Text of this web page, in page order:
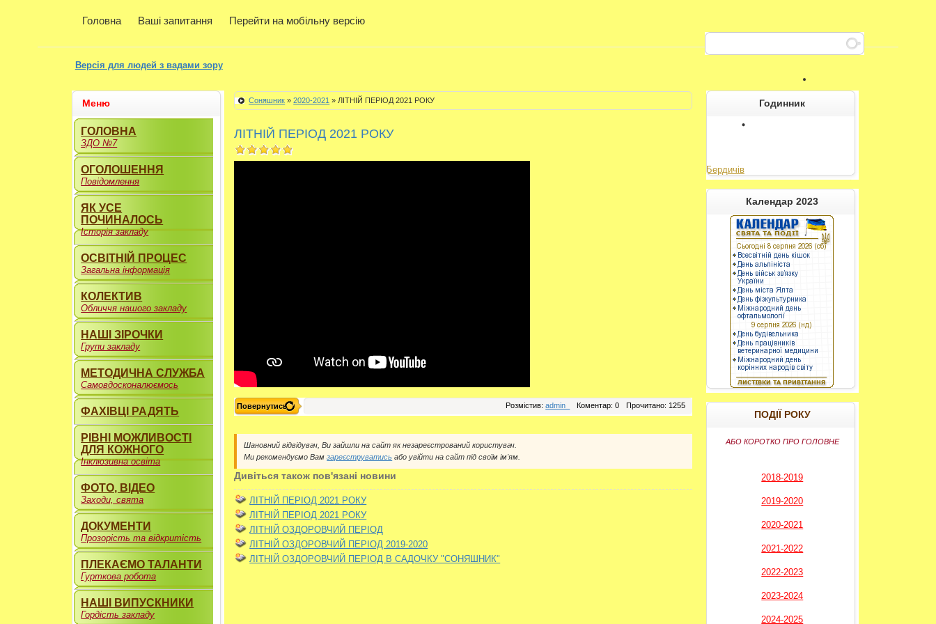
Головна Ваші запитання Перейти на мобільну версію
Версія для людей з вадами зору
Соняшник »2020-2021 » ЛІТНІЙ ПЕРІОД 2021 РОКУ
ЛІТНІЙ ПЕРІОД 2021 РОКУ
Розмістив:admin_ Коментар: 0 Прочитано: 1255
Повернутись
Шановний відвідувач, Ви зайшли на сайт як незареєстрований користувач.
Ми рекомендуємо Вамзареєструватись або увійти на сайт під своїм ім'ям.
Дивіться також пов'язані новини
ЛІТНІЙ ПЕРІОД 2021 РОКУ
ЛІТНІЙ ПЕРІОД 2021 РОКУ
ЛІТНІЙ ОЗДОРОВЧИЙ ПЕРІОД
ЛІТНІЙ ОЗДОРОВЧИЙ ПЕРІОД 2019-2020
ЛІТНІЙ ОЗДОРОВЧИЙ ПЕРІОД В САДОЧКУ "СОНЯШНИК"
Годинник
Бердичів
Календар 2023
ПОДІЇ РОКУ
АБО КОРОТКО ПРО ГОЛОВНЕ
2018-2019
2019-2020
2020-2021
2021-2022
2022-2023
2023-2024
2024-2025
Меню
ГОЛОВНА
ЗДО №7
ОГОЛОШЕННЯ
Повідомлення
ЯК УСЕ
ПОЧИНАЛОСЬ
Історія закладу
ОСВІТНІЙ ПРОЦЕС
Загальна інформація
КОЛЕКТИВ
Обличчя нашого закладу
НАШІ ЗІРОЧКИ
Групи закладу
МЕТОДИЧНА СЛУЖБА
Самовдосконалюємось
ФАХІВЦІ РАДЯТЬ
РІВНІ МОЖЛИВОСТІ
ДЛЯ КОЖНОГО
Інклюзивна освіта
ФОТО, ВІДЕО
Заходи, свята
ДОКУМЕНТИ
Прозорість та відкритість
ПЛЕКАЄМО ТАЛАНТИ
Гурткова робота
НАШІ ВИПУСКНИКИ
Гордість закладу